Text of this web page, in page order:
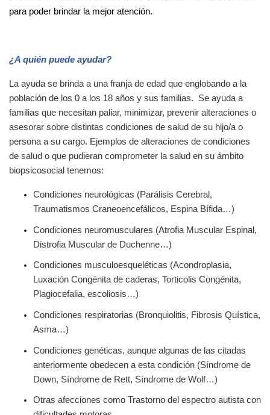
para poder brindar la mejor atención.
¿A quién puede ayudar?
La ayuda se brinda a una franja de edad que englobando a la
población de los 0 a los 18 años y sus familias. Se ayuda a
familias que necesitan paliar, minimizar, prevenir alteraciones o
asesorar sobre distintas condiciones de salud de su hijo/a o
persona a su cargo. Ejemplos de alteraciones de condiciones
de salud o que pudieran comprometer la salud en su ámbito
biopsicosocial tenemos:
Condiciones neurológicas (Parálisis Cerebral,
Traumatismos Craneoencefálicos, Espina Bífida…)
Condiciones neuromusculares (Atrofia Muscular Espinal,
Distrofia Muscular de Duchenne…)
Condiciones musculoesqueléticas (Acondroplasia,
Luxación Congénita de caderas, Torticolis Congénita,
Plagiocefalia, escoliosis…)
Condiciones respiratorias (Bronquiolitis, Fibrosis Quística,
Asma…)
Condiciones genéticas, aunque algunas de las citadas
anteriormente obedecen a esta condición (Síndrome de
Down, Síndrome de Rett, Síndrome de Wolf…)
Otras afecciones como Trastorno del espectro autista con